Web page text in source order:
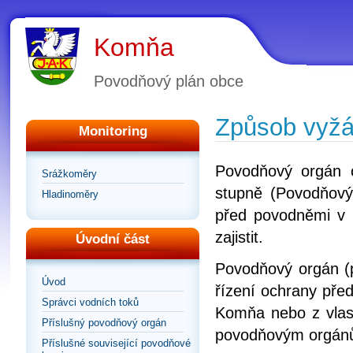
Komňa
Povodňový plán obce
Monitoring
Srážkoměry
Hladinoměry
Úvodní část
Úvod
Správci vodních toků
Příslušný povodňový orgán
Příslušné související povodňové
Způsob
Povodňový orgán
stupně
před povodněmi
zajistit.
Povodňový orgán
řízení ochrany
Komňa nebo z
povodňovým